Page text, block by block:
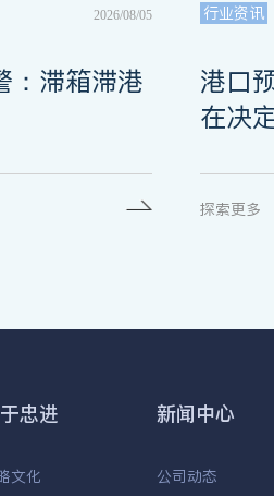
2026/08/05
：滞箱滞港
行业资讯
港口
在决
探索更多
忠进
文化
新闻中心
公司动态